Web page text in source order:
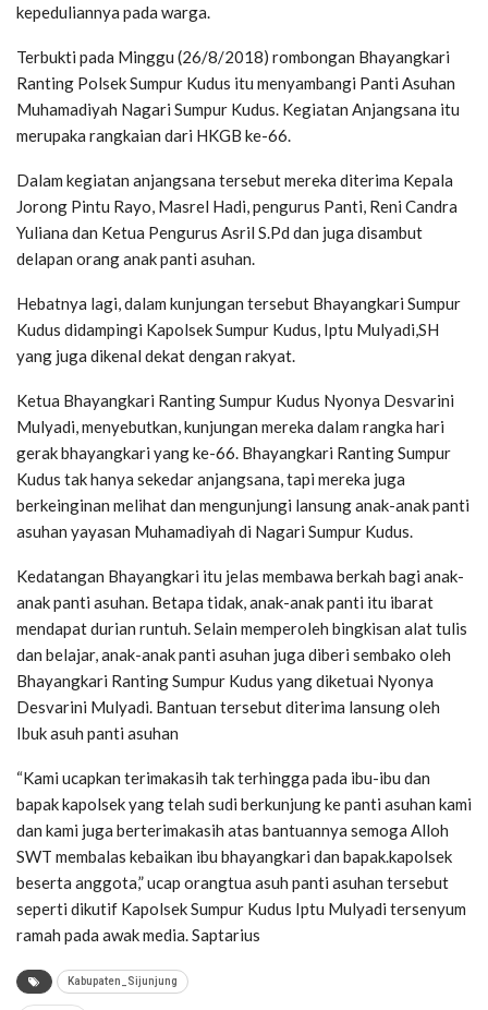
kepeduliannya pada warga.
Terbukti pada Minggu (26/8/2018) rombongan Bhayangkari
Ranting Polsek Sumpur Kudus itu menyambangi Panti Asuhan
Muhamadiyah Nagari Sumpur Kudus. Kegiatan Anjangsana itu
merupaka rangkaian dari HKGB ke-66.
Dalam kegiatan anjangsana tersebut mereka diterima Kepala
Jorong Pintu Rayo, Masrel Hadi, pengurus Panti, Reni Candra
Yuliana dan Ketua Pengurus Asril S.Pd dan juga disambut
delapan orang anak panti asuhan.
Hebatnya lagi, dalam kunjungan tersebut Bhayangkari Sumpur
Kudus didampingi Kapolsek Sumpur Kudus, Iptu Mulyadi,SH
yang juga dikenal dekat dengan rakyat.
Ketua Bhayangkari Ranting Sumpur Kudus Nyonya Desvarini
Mulyadi, menyebutkan, kunjungan mereka dalam rangka hari
gerak bhayangkari yang ke-66. Bhayangkari Ranting Sumpur
Kudus tak hanya sekedar anjangsana, tapi mereka juga
berkeinginan melihat dan mengunjungi lansung anak-anak panti
asuhan yayasan Muhamadiyah di Nagari Sumpur Kudus.
Kedatangan Bhayangkari itu jelas membawa berkah bagi anak-
anak panti asuhan. Betapa tidak, anak-anak panti itu ibarat
mendapat durian runtuh. Selain memperoleh bingkisan alat tulis
dan belajar, anak-anak panti asuhan juga diberi sembako oleh
Bhayangkari Ranting Sumpur Kudus yang diketuai Nyonya
Desvarini Mulyadi. Bantuan tersebut diterima lansung oleh
Ibuk asuh panti asuhan
“Kami ucapkan terimakasih tak terhingga pada ibu-ibu dan
bapak kapolsek yang telah sudi berkunjung ke panti asuhan kami
dan kami juga berterimakasih atas bantuannya semoga Alloh
SWT membalas kebaikan ibu bhayangkari dan bapak.kapolsek
beserta anggota,” ucap orangtua asuh panti asuhan tersebut
seperti dikutif Kapolsek Sumpur Kudus Iptu Mulyadi tersenyum
ramah pada awak media. Saptarius
Kabupaten_Sijunjung